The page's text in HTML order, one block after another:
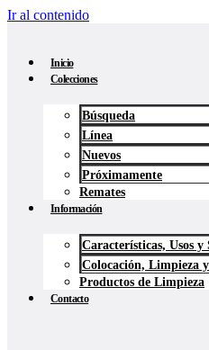
Ir al contenido
Inicio
Colecciones
Búsqueda
Línea
Nuevos
Próximamente
Remates
Información
Características, Usos y
Colocación, Limpieza
Productos de Limpieza
Contacto